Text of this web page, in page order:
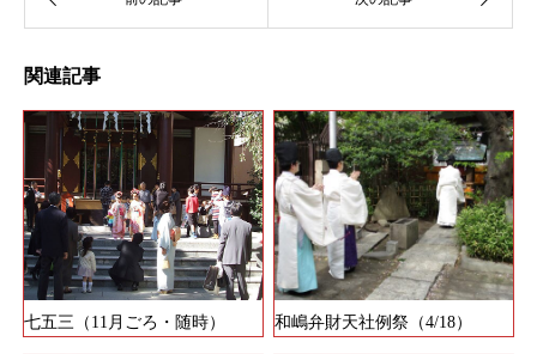
関連記事
七五三（11月ごろ・随時） 和嶋弁財天社例祭（4/18）